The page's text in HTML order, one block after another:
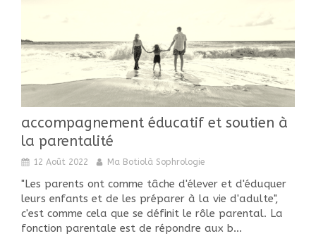
accompagnement éducatif et soutien à
la parentalité
12 Août 2022 Ma Botiolà Sophrologie
"Les parents ont comme tâche d'élever et d'éduquer
leurs enfants et de les préparer à la vie d'adulte",
c'est comme cela que se définit le rôle parental. La
fonction parentale est de répondre aux b...